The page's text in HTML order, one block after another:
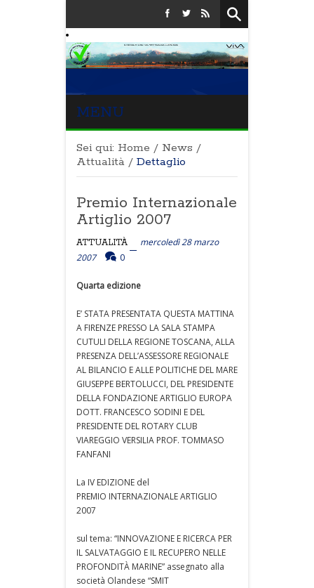
MENU
Sei qui: Home / News /
Attualità / Dettaglio
Premio Internazionale
Artiglio 2007
ATTUALITÀ
mercoledì 28 marzo
2007
0
Quarta edizione
E’ STATA PRESENTATA QUESTA MATTINA
A FIRENZE PRESSO LA SALA STAMPA
CUTULI DELLA REGIONE TOSCANA, ALLA
PRESENZA DELL’ASSESSORE REGIONALE
AL BILANCIO E ALLE POLITICHE DEL MARE
GIUSEPPE BERTOLUCCI, DEL PRESIDENTE
DELLA FONDAZIONE ARTIGLIO EUROPA
DOTT. FRANCESCO SODINI E DEL
PRESIDENTE DEL ROTARY CLUB
VIAREGGIO VERSILIA PROF. TOMMASO
FANFANI
La IV EDIZIONE del
PREMIO INTERNAZIONALE ARTIGLIO
2007
sul tema: “INNOVAZIONE E RICERCA PER
IL SALVATAGGIO E IL RECUPERO NELLE
PROFONDITÀ MARINE” assegnato alla
società Olandese “SMIT